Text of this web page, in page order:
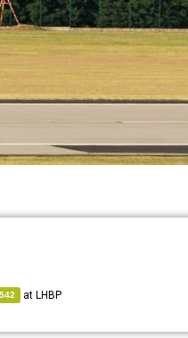
542 at LHBP